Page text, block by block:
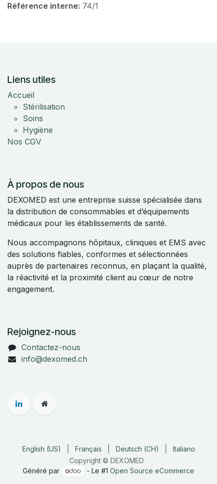
Référence interne: 74/1
Liens utiles
Accueil
Stérilisation
Soins
Hygiène
Nos CGV
À propos de nous
DEXOMED est une entreprise suisse spécialisée dans
la distribution de consommables et d’équipements
médicaux pour les établissements de santé.
Nous accompagnons hôpitaux, cliniques et EMS avec
des solutions fiables, conformes et sélectionnées
auprès de partenaires reconnus, en plaçant la qualité,
la réactivité et la proximité client au cœur de notre
engagement.
Rejoignez-nous
Contactez-nous
info@dexomed.ch
Copyright © DEXOMED
English (US) Français Deutsch (CH) Italiano
Généré par - Le #1Open Source eCommerce